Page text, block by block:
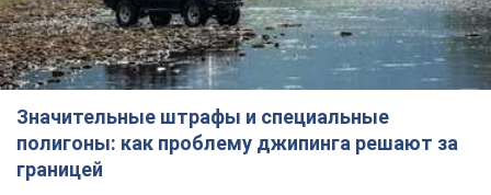
Значительные штрафы и специальные
полигоны: как проблему джипинга решают за
границей